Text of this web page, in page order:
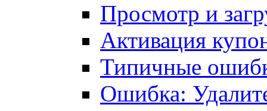
Просмотр и
Активация
Типичные
Ошибка: